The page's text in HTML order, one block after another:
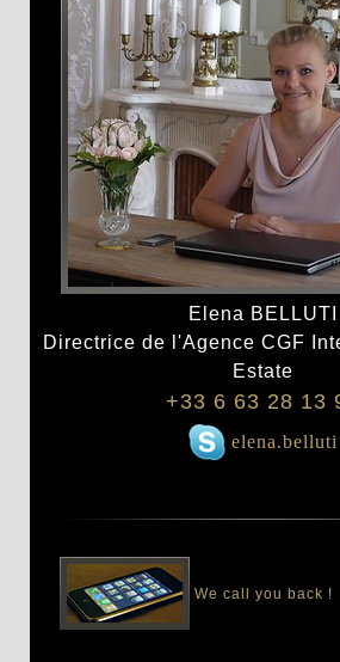
Elena BELLUTI
Directrice de l'Agence CGF
Estate
+33 6 63 28 13
elena.belluti
We call you back !